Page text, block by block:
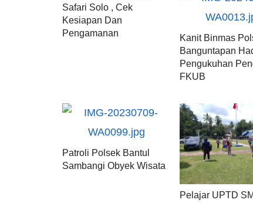
Safari Solo , Cek
Kesiapan Dan
Pengamanan
Kanit Binmas
Banguntapan
Pengukuhan
FKUB
Patroli Polsek Bantul
Sambangi Obyek Wisata
Pelajar UPTD